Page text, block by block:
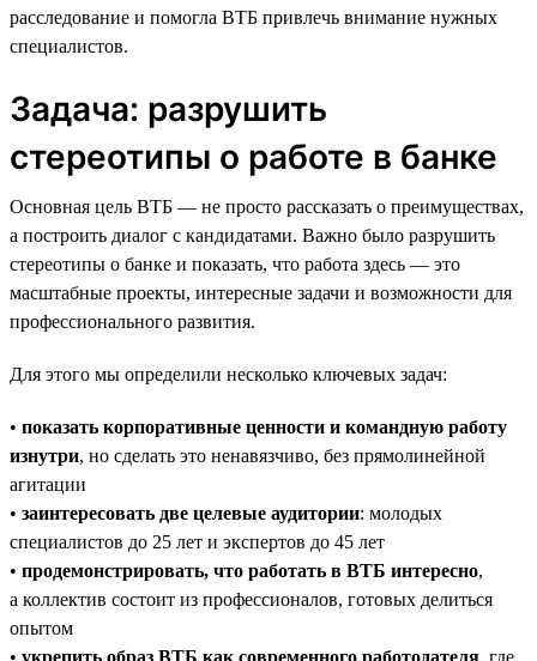
расследование и помогла ВТБ привлечь внимание нужных
специалистов.
Задача: разрушить
стереотипы о работе в банке
Основная цель ВТБ — не просто рассказать о преимуществах,
а построить диалог с кандидатами. Важно было разрушить
стереотипы о банке и показать, что работа здесь — это
масштабные проекты, интересные задачи и возможности для
профессионального развития.
Для этого мы определили несколько ключевых задач:
• показать корпоративные ценности и командную работу
изнутри, но сделать это ненавязчиво, без прямолинейной
агитации
• заинтересовать две целевые аудитории: молодых
специалистов до 25 лет и экспертов до 45 лет
• продемонстрировать, что работать в ВТБ интересно,
а коллектив состоит из профессионалов, готовых делиться
опытом
• укрепить образ ВТБ как современного работодателя, где